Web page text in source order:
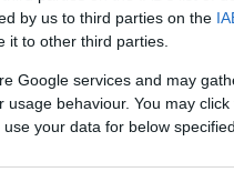
by us to third parties on the
it to other third parties.
Google services and may
behaviour. You may
your data for below
és részben a
más